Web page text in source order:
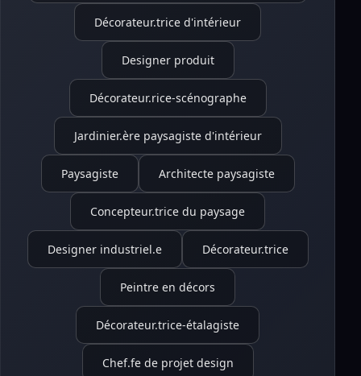
Décorateur.trice d'intérieur
Designer produit
Décorateur.rice-scénographe
Jardinier.ère paysagiste d'intérieur
Paysagiste Architecte paysagiste
Concepteur.trice du paysage
Designer industriel.e Décorateur.trice
Peintre en décors
Décorateur.trice-étalagiste
Chef.fe de projet design